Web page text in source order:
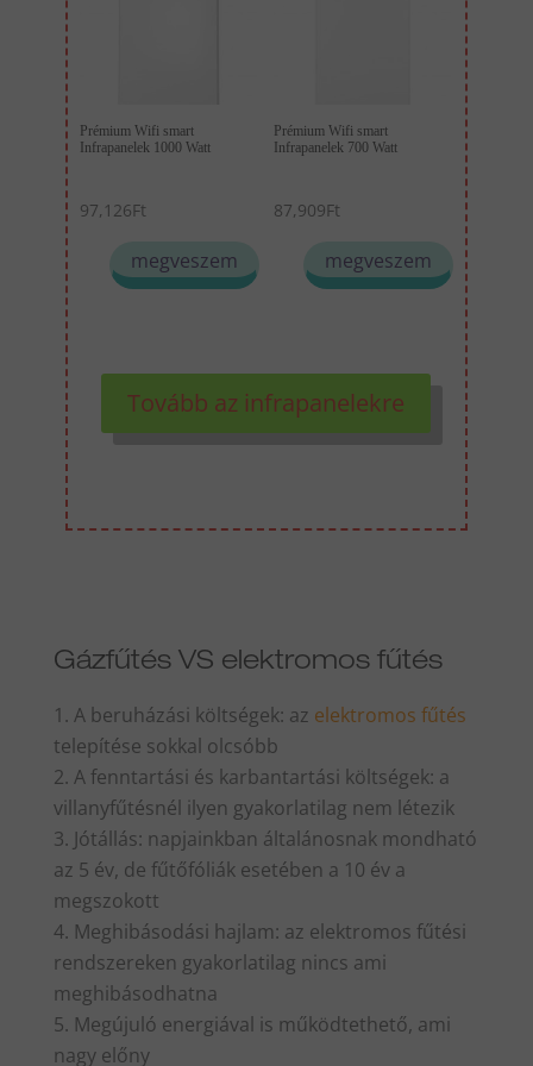
Prémium Wifi smart
Infrapanelek 1000 Watt
97,126Ft
megveszem
Prémium Wifi smart
Infrapanelek 700 Watt
87,909Ft
megveszem
Tovább az infrapanelekre
Gázfűtés VS elektromos fűtés
A beruházási költségek: az elektromos fűtés
telepítése sokkal olcsóbb
A fenntartási és karbantartási költségek: a
villanyfűtésnél ilyen gyakorlatilag nem létezik
Jótállás: napjainkban általánosnak mondható
az 5 év, de fűtőfóliák esetében a 10 év a
megszokott
Meghibásodási hajlam: az elektromos fűtési
rendszereken gyakorlatilag nincs ami
meghibásodhatna
Megújuló energiával is működtethető, ami
nagy előny